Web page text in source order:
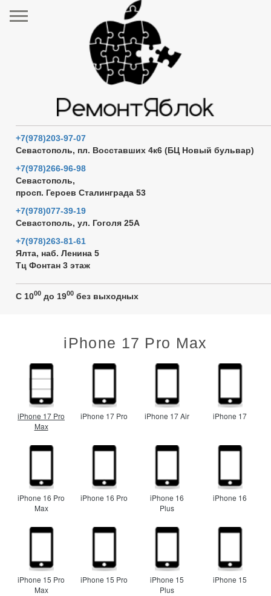
+7(978)203-97-07
Севастополь, пл. Восставших 4к6 (БЦ Новый бульвар)
+7(978)266-96-98
Севастополь,
просп. Героев Сталинграда 53
+7(978)077-39-19
Севастополь, ул. Гоголя 25А
+7(978)263-81-61
Ялта, наб. Ленина 5
Тц Фонтан 3 этаж
C 1000 до 1900 без выходных
iPhone 17 Pro Max
iPhone 17 Pro
Max
iPhone 17 Pro iPhone 17 Air iPhone 17
iPhone 16 Pro
Max
iPhone 16 Pro
iPhone 16
Plus
iPhone 16
iPhone 15 Pro
Max
iPhone 15 Pro
iPhone 15
Plus
iPhone 15